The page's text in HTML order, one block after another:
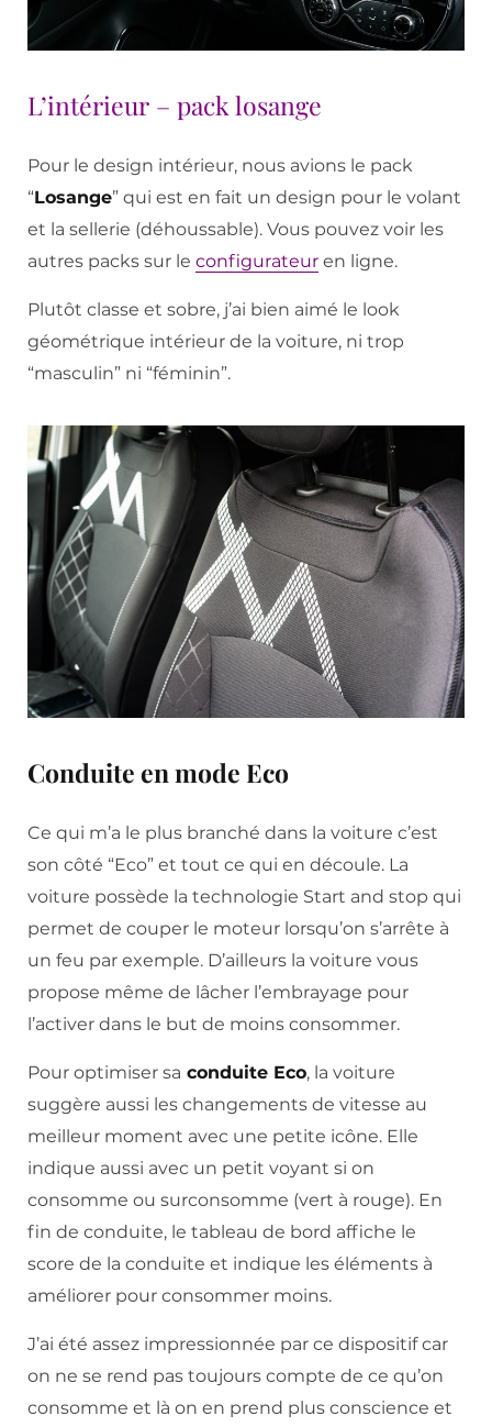
L’intérieur – pack losange
Pour le design intérieur, nous avions le pack
“Losange” qui est en fait un design pour le volant
et la sellerie (déhoussable). Vous pouvez voir les
autres packs sur le configurateur en ligne.
Plutôt classe et sobre, j’ai bien aimé le look
géométrique intérieur de la voiture, ni trop
“masculin” ni “féminin”.
Conduite en mode Eco
Ce qui m’a le plus branché dans la voiture c’est
son côté “Eco” et tout ce qui en découle. La
voiture possède la technologie Start and stop qui
permet de couper le moteur lorsqu’on s’arrête à
un feu par exemple. D’ailleurs la voiture vous
propose même de lâcher l’embrayage pour
l’activer dans le but de moins consommer.
Pour optimiser sa conduite Eco, la voiture
suggère aussi les changements de vitesse au
meilleur moment avec une petite icône. Elle
indique aussi avec un petit voyant si on
consomme ou surconsomme (vert à rouge). En
fin de conduite, le tableau de bord affiche le
score de la conduite et indique les éléments à
améliorer pour consommer moins.
J’ai été assez impressionnée par ce dispositif car
on ne se rend pas toujours compte de ce qu’on
consomme et là on en prend plus conscience et